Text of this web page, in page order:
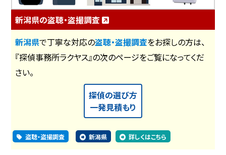
新潟県の盗聴・盗撮調査
新潟県で丁寧な対応の盗聴・盗撮調査をお探しの方は、
『探偵事務所ラクヤス』の次のページをご覧になってくだ
さい。
探偵の選び方
一発見積もり
盗聴・盗撮調査 新潟県 詳しくはこちら